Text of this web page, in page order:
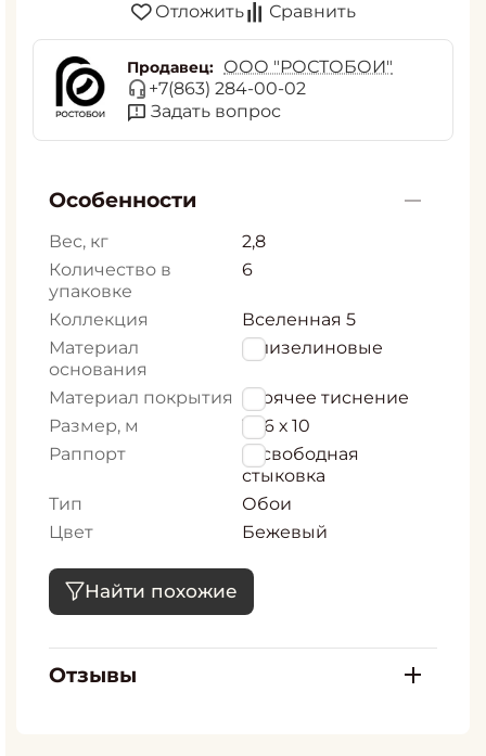
Отложить Сравнить
Продавец: ООО "РОСТОБОИ"
+7(863) 284-00-02
Задать вопрос
Особенности
Вес, кг
2,8
Количество в
упаковке
6
Коллекция
Вселенная 5
Материал
основания
Флизелиновые
Материал покрытия горячее тиснение
Размер, м
1,06 х 10
Раппорт
0, свободная
стыковка
Тип
Обои
Цвет
Бежевый
Найти похожие
Отзывы